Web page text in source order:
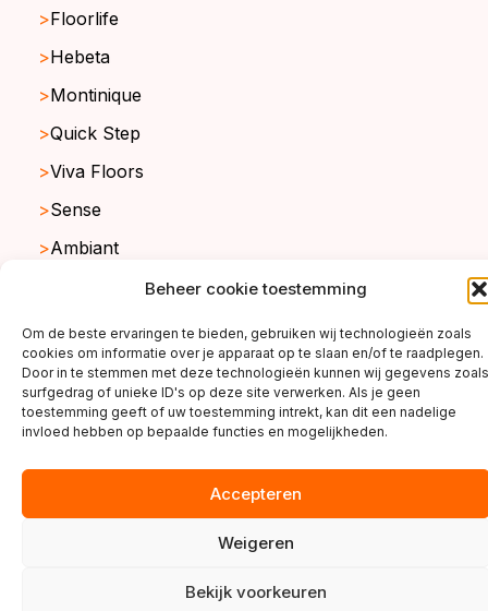
Beheer cookie toestemming
Om de beste ervaringen te bieden, gebruiken wij technologieën zoals
cookies om informatie over je apparaat op te slaan en/of te raadplegen.
Door in te stemmen met deze technologieën kunnen wij gegevens zoals
surfgedrag of unieke ID's op deze site verwerken. Als je geen
toestemming geeft of uw toestemming intrekt, kan dit een nadelige
invloed hebben op bepaalde functies en mogelijkheden.
Accepteren
Weigeren
Bekijk voorkeuren
Floorlife
Hebeta
Montinique
Quick Step
Viva Floors
Sense
Ambiant
copyright ©2026